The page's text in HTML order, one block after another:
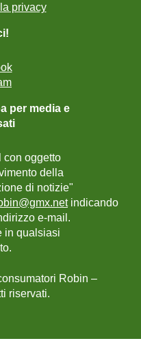
privacy
per media e
con oggetto
della
di notizie"
indicando
e-mail.
in qualsiasi
Robin –
riservati.